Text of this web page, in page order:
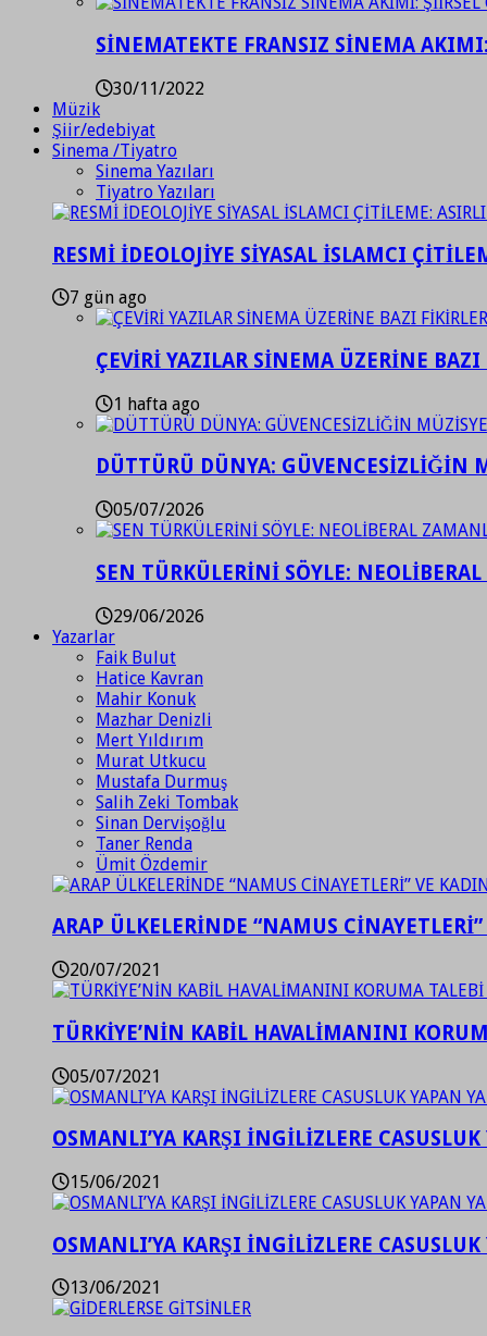
SİNEMATEKTE FRANSIZ SİNEMA
30/11/2022
Müzik
Şiir/edebiyat
Sinema /Tiyatro
Sinema Yazıları
Tiyatro Yazıları
RESMİ İDEOLOJİYE SİYASAL İSLAMCI
7 gün ago
ÇEVİRİ YAZILAR SİNEMA ÜZERİNE
1 hafta ago
DÜTTÜRÜ DÜNYA: GÜVENCESİZLİĞİN
05/07/2026
SEN TÜRKÜLERİNİ SÖYLE:
29/06/2026
Yazarlar
Faik Bulut
Hatice Kavran
Mahir Konuk
Mazhar Denizli
Mert Yıldırım
Murat Utkucu
Mustafa Durmuş
Salih Zeki Tombak
Sinan Dervişoğlu
Taner Renda
Ümit Özdemir
ARAP ÜLKELERİNDE “NAMUS
20/07/2021
TÜRKİYE’NİN KABİL HAVALİMANINI
05/07/2021
OSMANLI’YA KARŞI İNGİLİZLERE
15/06/2021
OSMANLI’YA KARŞI İNGİLİZLERE
13/06/2021